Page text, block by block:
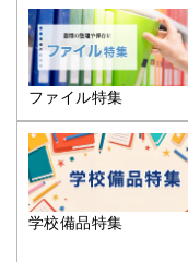
ファイル特集
学校備品特集